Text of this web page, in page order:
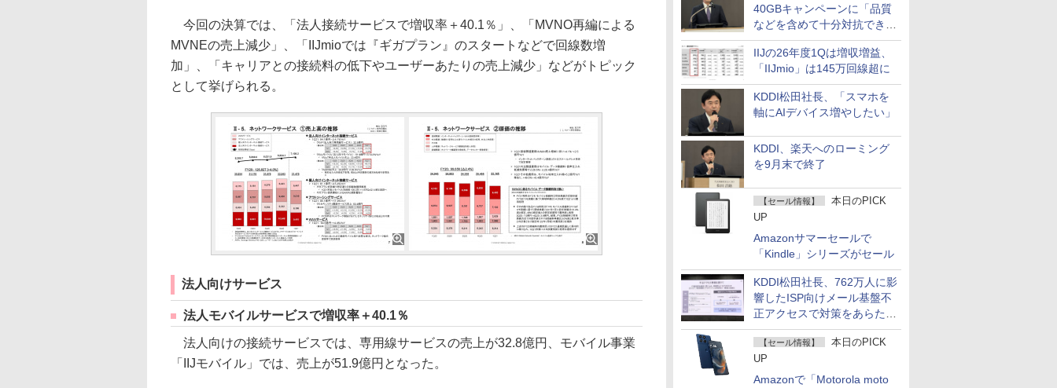
40GBキャンペーンに「品質
などを含めて十分対抗でき
る」
IIJの26年度1Qは増収増益、
「IIJmio」は145万回線超に
KDDI松田社長、「スマホを
軸にAIデバイス増やしたい」
KDDI、楽天へのローミング
を9月末で終了
【セール情報】
本日のPICK
UP
Amazonサマーセールで
「Kindle」シリーズがセール
KDDI松田社長、762万人に影
響したISP向けメール基盤不
正アクセスで対策をあらため
て説明
【セール情報】
本日のPICK
UP
Amazonで「Motorola moto
今回の決算では、「法人接続サービスで増収率＋40.1％」、「MVNO再編による
MVNEの売上減少」、「IIJmioでは『ギガプラン』のスタートなどで回線数増
加」、「キャリアとの接続料の低下やユーザーあたりの売上減少」などがトピック
として挙げられる。
法人向けサービス
法人モバイルサービスで増収率＋40.1％
法人向けの接続サービスでは、専用線サービスの売上が32.8億円、モバイル事業
「IIJモバイル」では、売上が51.9億円となった。